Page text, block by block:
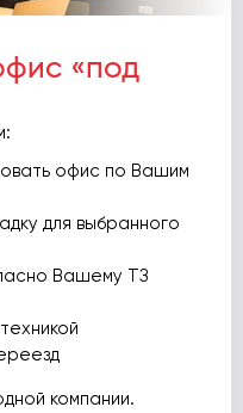
«под
офис по Вашим
для выбранного
Вашему ТЗ
компании.